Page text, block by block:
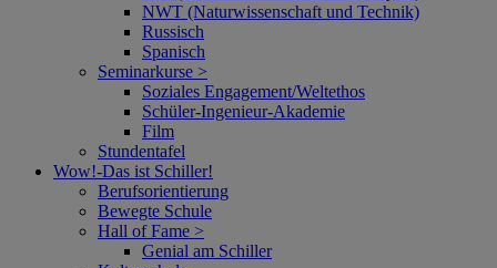
NWT (Naturwissenschaft und Technik)
Russisch
Spanisch
Seminarkurse >
Soziales Engagement/Weltethos
Schüler-Ingenieur-Akademie
Film
Stundentafel
Wow!‑Das ist Schiller!
Berufsorientierung
Bewegte Schule
Hall of Fame >
Genial am Schiller